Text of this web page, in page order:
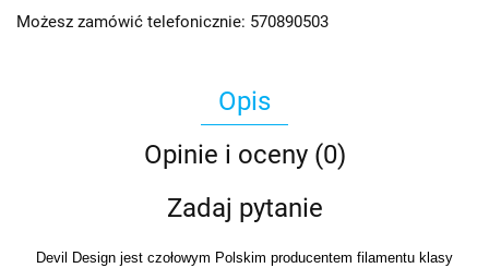
Możesz zamówić telefonicznie: 570890503
Opis
Opinie i oceny (0)
Zadaj pytanie
Devil Design jest czołowym Polskim producentem filamentu klasy